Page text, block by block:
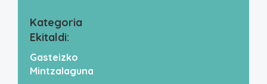
Kategoria
Ekitaldi:
Gasteizko
Mintzalaguna